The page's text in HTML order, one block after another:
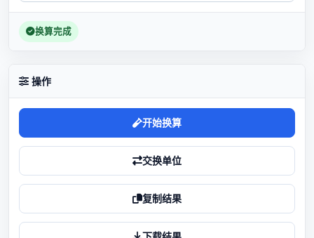
换算完成
操作
开始换算
交换单位
复制结果